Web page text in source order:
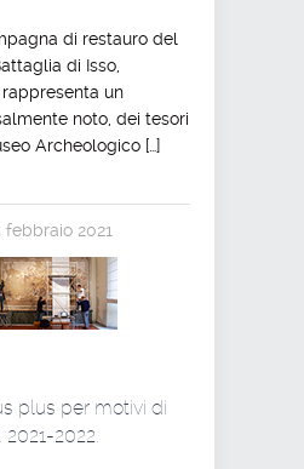
di restauro del
di Isso,
un
noto, dei tesori
Archeologico […]
febbraio 2021
plus per motivi di
2022.